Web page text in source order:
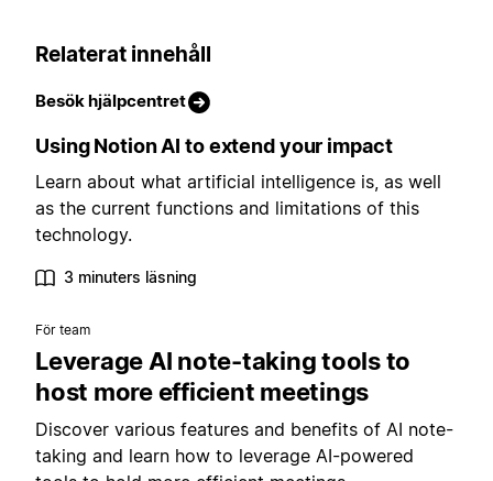
Relaterat innehåll
Besök hjälpcentret
Using Notion AI to extend your impact
Learn about what artificial intelligence is, as well
as the current functions and limitations of this
technology.
3 minuters läsning
För team
Leverage AI note-taking tools to
host more efficient meetings
Discover various features and benefits of AI note-
taking and learn how to leverage AI-powered